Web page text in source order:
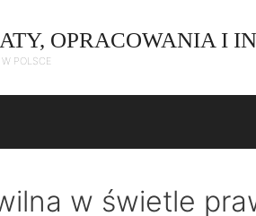
OPRACOWANIA I
POLSCE
w świetle